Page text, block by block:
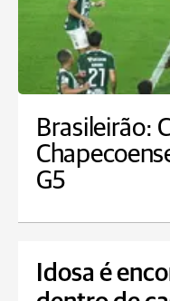
Brasileirão:
G5
Idosa é